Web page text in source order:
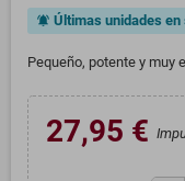
notifications_active Últimas unidades
Pequeño, potente y muy
27,95 €